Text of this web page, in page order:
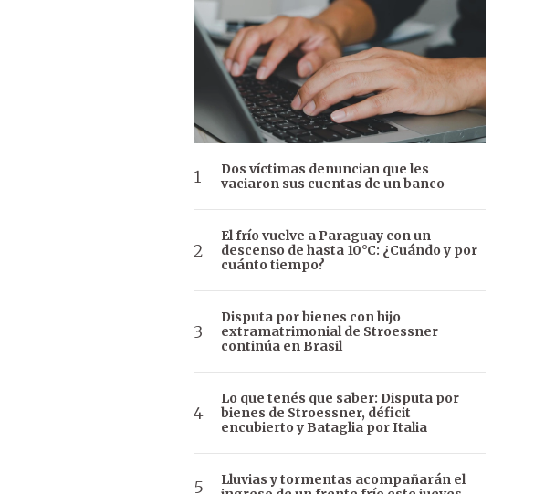
Dos víctimas denuncian que les
vaciaron sus cuentas de un banco
El frío vuelve a Paraguay con un
descenso de hasta 10°C: ¿Cuándo y por
cuánto tiempo?
Disputa por bienes con hijo
extramatrimonial de Stroessner
continúa en Brasil
Lo que tenés que saber: Disputa por
bienes de Stroessner, déficit
encubierto y Bataglia por Italia
Lluvias y tormentas acompañarán el